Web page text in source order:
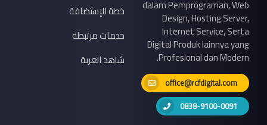
dalam Pemprograman, Web
Design, Hosting Server,
Internet Service, Serta
Digital Produk lainnya yang
Profesional dan Modern.
office@rcfdigital.com
0838-9100-0091
خطة الإستضافة
خدمات مرتبطة
شاهد العربة